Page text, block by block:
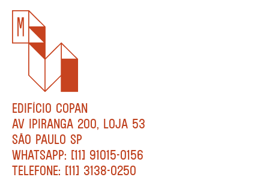
EDIFÍCIO COPAN
AV IPIRANGA 200, LOJA 53
SÃO PAULO SP
WHATSAPP: [11] 91015-0156
TELEFONE: [11] 3138-0250